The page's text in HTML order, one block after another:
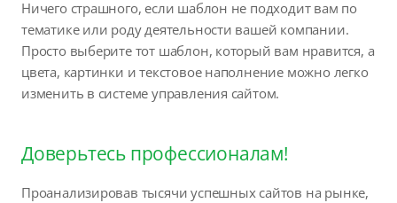
Ничего страшного, если шаблон не подходит вам по
тематике или роду деятельности вашей компании.
Просто выберите тот шаблон, который вам нравится, а
цвета, картинки и текстовое наполнение можно легко
изменить в системе управления сайтом.
Доверьтесь профессионалам!
Проанализировав тысячи успешных сайтов на рынке,